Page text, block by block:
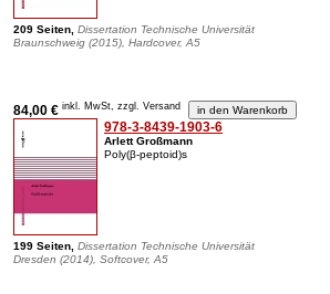
209 Seiten, Dissertation Technische Universität
Braunschweig (2015), Hardcover, A5
84,00 € inkl. MwSt, zzgl. Versand
978-3-8439-1903-6
Arlett Großmann
Poly(β-peptoid)s
199 Seiten, Dissertation Technische Universität
Dresden (2014), Softcover, A5